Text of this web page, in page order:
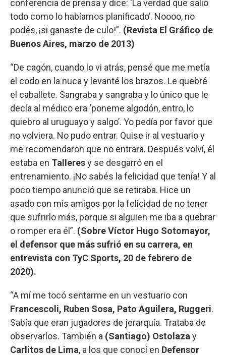
conferencia de prensa y dice: ‘La verdad que salió
todo como lo habíamos planificado’. Noooo, no
podés, ¡si ganaste de culo!”. (Revista El Gráfico de
Buenos Aires, marzo de 2013)
“De cagón, cuando lo vi atrás, pensé que me metía
el codo en la nuca y levanté los brazos. Le quebré
el caballete. Sangraba y sangraba y lo único que le
decía al médico era ‘poneme algodón, entro, lo
quiebro al uruguayo y salgo’. Yo pedía por favor que
no volviera. No pudo entrar. Quise ir al vestuario y
me recomendaron que no entrara. Después volví, él
estaba en Talleresy se desgarró en el
entrenamiento. ¡No sabés la felicidad que tenía! Y al
poco tiempo anunció que se retiraba. Hice un
asado con mis amigos por la felicidad de no tener
que sufrirlo más, porque si alguien me iba a quebrar
o romper era él”. (Sobre Víctor Hugo Sotomayor,
el defensor que más sufrió en su carrera, en
entrevista con TyC Sports, 20 de febrero de
2020).
“A mí me tocó sentarme en un vestuario con
Francescoli, Ruben Sosa, Pato Aguilera, Ruggeri.
Sabía que eran jugadores de jerarquía. Trataba de
observarlos. También a (Santiago) Ostolaza y
Carlitos de Lima, a los que conocí en Defensor